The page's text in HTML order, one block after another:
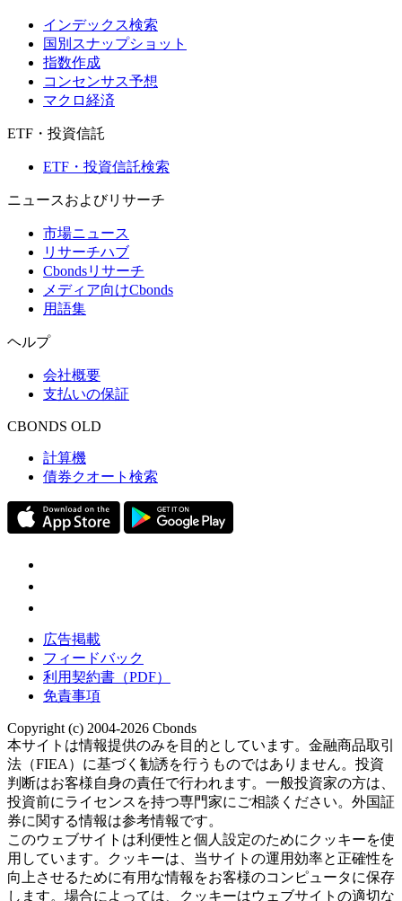
インデックス検索
国別スナップショット
指数作成
コンセンサス予想
マクロ経済
ETF・投資信託
ETF・投資信託検索
ニュースおよびリサーチ
市場ニュース
リサーチハブ
Cbondsリサーチ
メディア向けCbonds
用語集
ヘルプ
会社概要
支払いの保証
CBONDS OLD
計算機
債券クオート検索
広告掲載
フィードバック
利用契約書（PDF）
免責事項
Copyright (c) 2004-2026 Cbonds
本サイトは情報提供のみを目的としています。金融商品取引
法（FIEA）に基づく勧誘を行うものではありません。投資
判断はお客様自身の責任で行われます。一般投資家の方は、
投資前にライセンスを持つ専門家にご相談ください。外国証
券に関する情報は参考情報です。
このウェブサイトは利便性と個人設定のためにクッキーを使
用しています。クッキーは、当サイトの運用効率と正確性を
向上させるために有用な情報をお客様のコンピュータに保存
します。場合によっては、クッキーはウェブサイトの適切な